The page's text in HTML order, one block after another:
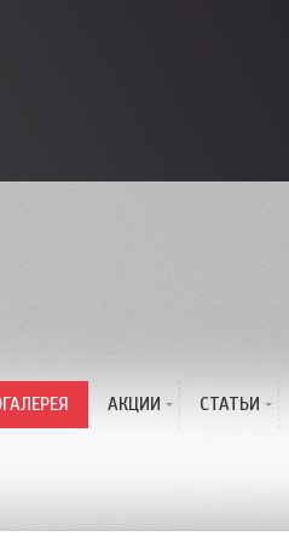
АКЦИИ
Жаркая Акция Лета!
СТАТЬИ